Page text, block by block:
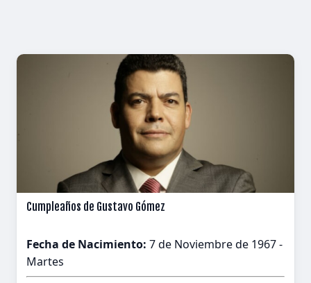
Cumpleaños de Gustavo Gómez
Fecha de Nacimiento: 7 de Noviembre de 1967 -
Martes